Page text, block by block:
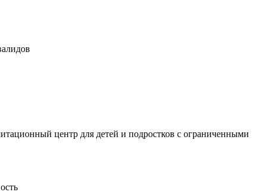
центр для детей и подростков с ограниченными